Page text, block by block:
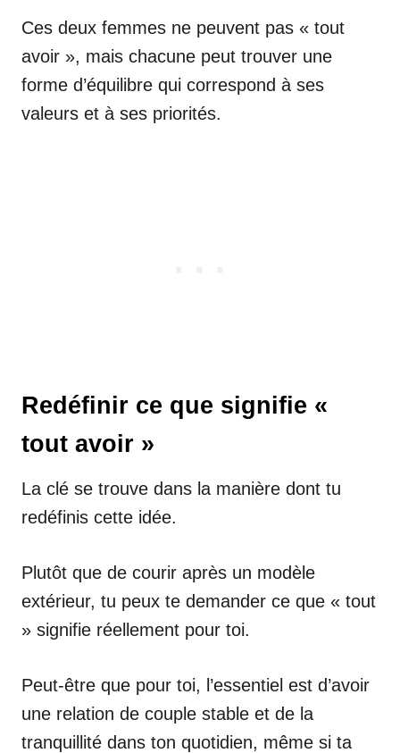
Ces deux femmes ne peuvent pas « tout
avoir », mais chacune peut trouver une
forme d’équilibre qui correspond à ses
valeurs et à ses priorités.
Redéfinir ce que signifie «
tout avoir »
La clé se trouve dans la manière dont tu
redéfinis cette idée.
Plutôt que de courir après un modèle
extérieur, tu peux te demander ce que « tout
» signifie réellement pour toi.
Peut-être que pour toi, l’essentiel est d’avoir
une relation de couple stable et de la
tranquillité dans ton quotidien, même si ta